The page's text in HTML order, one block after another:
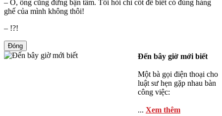
– Ồ, ông cũng đừng bận tâm. Tôi hỏi chỉ cốt để biết có đúng hàng
ghế của mình không thôi!
– !?!
Đóng
Đến bây giờ mới biết
Một bà gọi điện thoại cho
luật sư hẹn gặp nhau bàn
công việc:
... Xem thêm